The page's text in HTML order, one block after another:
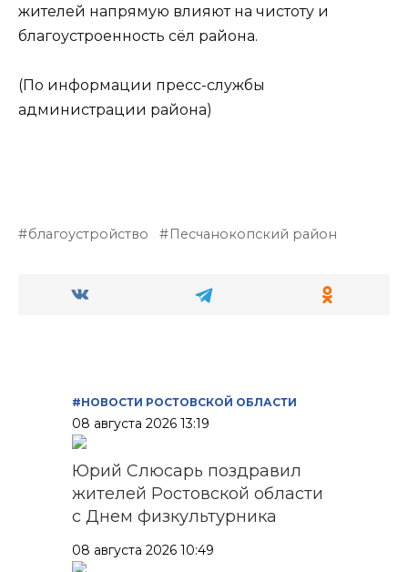
жителей напрямую влияют на чистоту и
благоустроенность сёл района.
(По информации пресс-службы
администрации района)
благоустройство Песчанокопский район
#НОВОСТИ РОСТОВСКОЙ ОБЛАСТИ
08 августа 2026 13:19
Юрий Слюсарь поздравил
жителей Ростовской области
с Днем физкультурника
08 августа 2026 10:49